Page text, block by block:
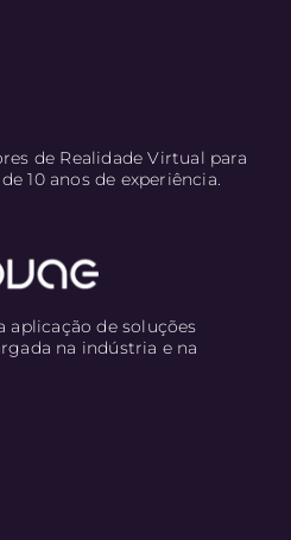
de Realidade Virtual para
10 anos de experiência.
aplicação de soluções
na indústria e na